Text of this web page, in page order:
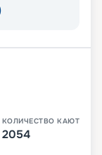
КОЛИЧЕСТВО КАЮТ
2054